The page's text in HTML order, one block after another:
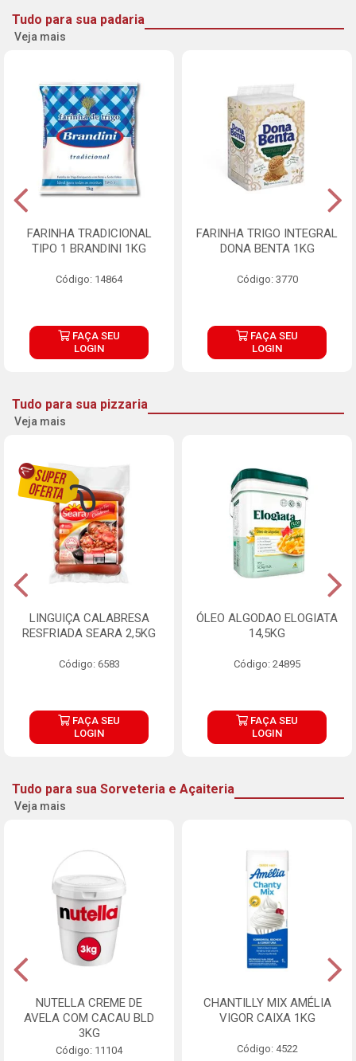
Tudo para sua padaria
Veja mais
FARINHA TRADICIONAL
TIPO 1 BRANDINI 1KG
Código: 14864
FAÇA SEU
LOGIN
FARINHA TRIGO INTEGRAL
DONA BENTA 1KG
Código: 3770
FAÇA SEU
LOGIN
Tudo para sua pizzaria
Veja mais
LINGUIÇA CALABRESA
RESFRIADA SEARA 2,5KG
Código: 6583
FAÇA SEU
LOGIN
ÓLEO ALGODAO ELOGIATA
14,5KG
Código: 24895
FAÇA SEU
LOGIN
Tudo para sua Sorveteria e Açaiteria
Veja mais
NUTELLA CREME DE
AVELA COM CACAU BLD
3KG
Código: 11104
CHANTILLY MIX AMÉLIA
VIGOR CAIXA 1KG
Código: 4522